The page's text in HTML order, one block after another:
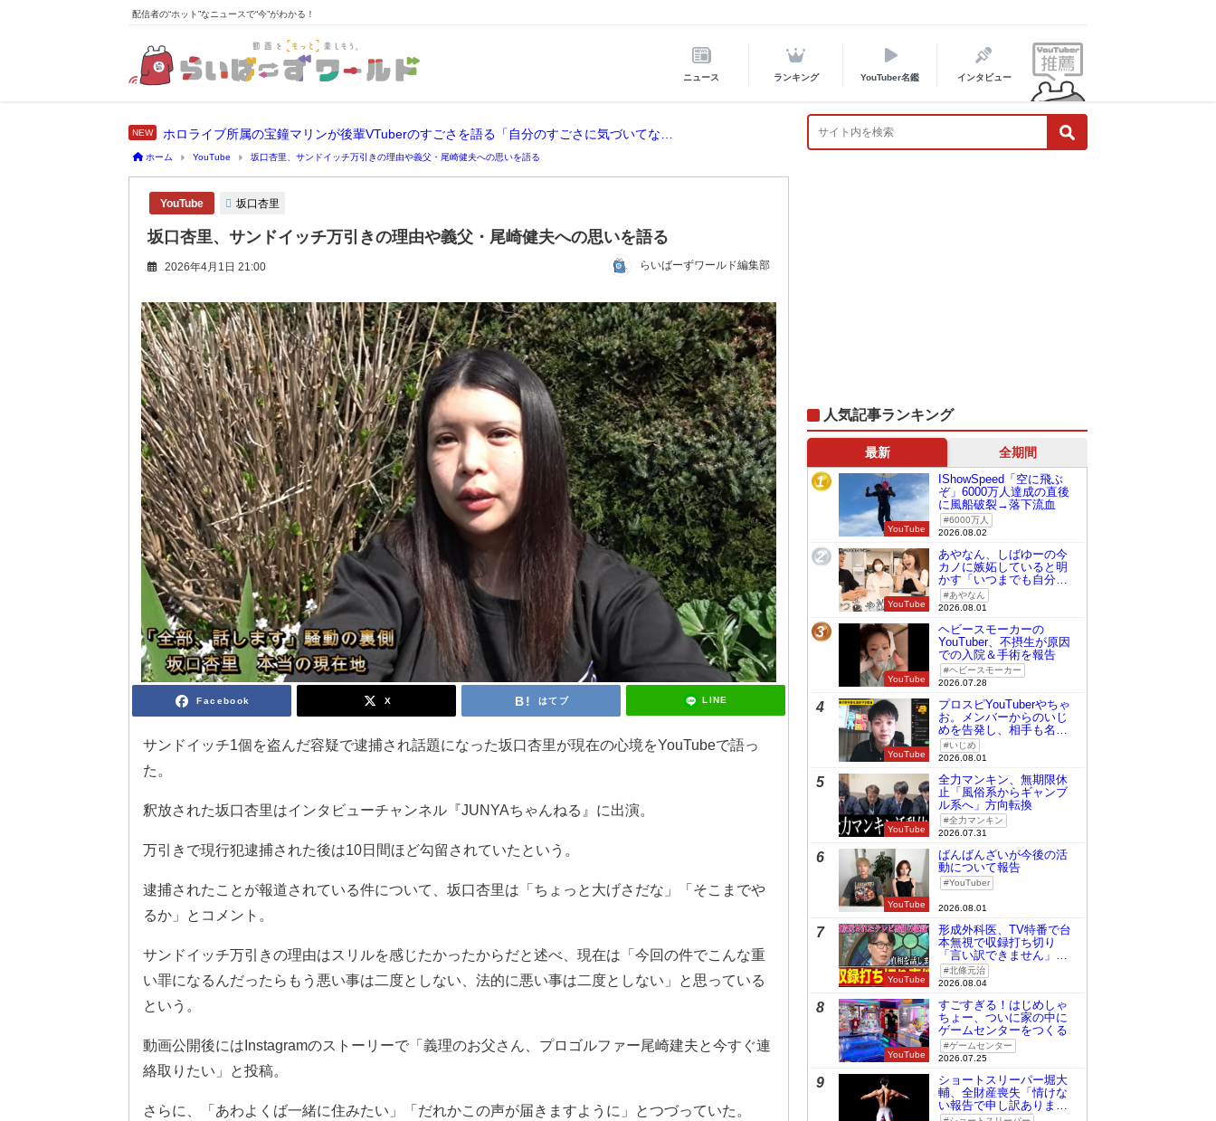
配信者の“ホット”なニュースで“今”がわかる！
ニュース ランキング YouTuber名鑑 インタビュー
ホーム YouTube 坂口杏里、サンドイッチ万引きの理由や義父・尾崎健夫への思いを語る
YouTube 坂口杏里
坂口杏里、サンドイッチ万引きの理由や義父・尾崎健夫への思いを語る
2026年4月1日 21:00 らいばーずワールド編集部
Facebook X はてブ LINE
サンドイッチ1個を盗んだ容疑で逮捕され話題になった坂口杏里が現在の心境をYouTubeで語っ
た。
釈放された坂口杏里はインタビューチャンネル『JUNYAちゃんねる』に出演。
万引きで現行犯逮捕された後は10日間ほど勾留されていたという。
逮捕されたことが報道されている件について、坂口杏里は「ちょっと大げさだな」「そこまでや
るか」とコメント。
サンドイッチ万引きの理由はスリルを感じたかったからだと述べ、現在は「今回の件でこんな重
い罪になるんだったらもう悪い事は二度としない、法的に悪い事は二度としない」と思っている
という。
動画公開後にはInstagramのストーリーで「義理のお父さん、プロゴルファー尾崎建夫と今すぐ連
絡取りたい」と投稿。
さらに、「あわよくば一緒に住みたい」「だれかこの声が届きますように」とつづっていた。
人気記事ランキング
最新 全期間
1
YouTube
IShowSpeed「空に飛ぶ
ぞ」6000万人達成の直後
に風船破裂→落下流血
6000万人
2026.08.02
2
YouTube
あやなん、しばゆーの今
カノに嫉妬していると明
かす「いつまでも自分の
ものみたいに…」
あやなん
2026.08.01
3
YouTube
ヘビースモーカーの
YouTuber、不摂生が原因
での入院＆手術を報告
ヘビースモーカー
2026.07.28
4
YouTube
プロスピYouTuberやちゃ
お。メンバーからのいじ
めを告発し、相手も名指
しで批判
いじめ
2026.08.01
5
YouTube
全力マンキン、無期限休
止「風俗系からギャンブ
ル系へ」方向転換
全力マンキン
2026.07.31
6
YouTube
ばんばんざいが今後の活
動について報告
YouTuber
2026.08.01
7
YouTube
形成外科医、TV特番で台
本無視で収録打ち切り
「言い訳できません」と
謝罪北條元治
2026.08.04
8
YouTube
すごすぎる！はじめしゃ
ちょー、ついに家の中に
ゲームセンターをつくる
ゲームセンター
2026.07.25
9
ショートスリーパー堀大
輔、全財産喪失「情けな
い報告で申し訳ありませ
ん」